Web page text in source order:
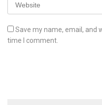
Save my name, email, and
time I comment.